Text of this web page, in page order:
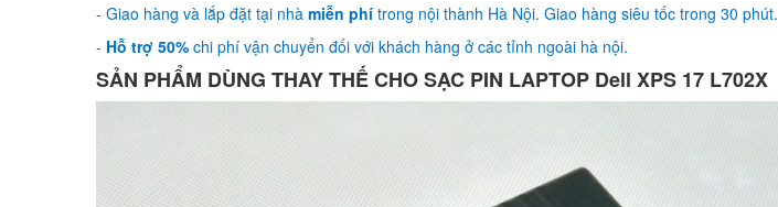
- Giao hàng và lắp đặt tại nhà miễn phí trong nội thành Hà Nội. Giao hàng siêu tốc trong 30 phút.
- Hỗ trợ 50% chi phí vận chuyển đối với khách hàng ở các tỉnh ngoài hà nội.
SẢN PHẨM DÙNG THAY THẾ CHO SẠC PIN LAPTOP Dell XPS 17 L702X